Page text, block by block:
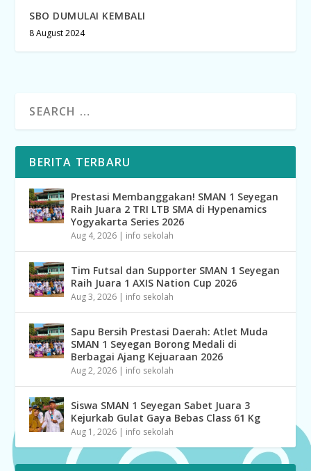
SBO DUMULAI KEMBALI
8 August 2024
BERITA TERBARU
Prestasi Membanggakan! SMAN 1 Seyegan
Raih Juara 2 TRI LTB SMA di Hypenamics
Yogyakarta Series 2026
Aug 4, 2026 | info sekolah
Tim Futsal dan Supporter SMAN 1 Seyegan
Raih Juara 1 AXIS Nation Cup 2026
Aug 3, 2026 | info sekolah
Sapu Bersih Prestasi Daerah: Atlet Muda
SMAN 1 Seyegan Borong Medali di
Berbagai Ajang Kejuaraan 2026
Aug 2, 2026 | info sekolah
Siswa SMAN 1 Seyegan Sabet Juara 3
Kejurkab Gulat Gaya Bebas Class 61 Kg
Aug 1, 2026 | info sekolah